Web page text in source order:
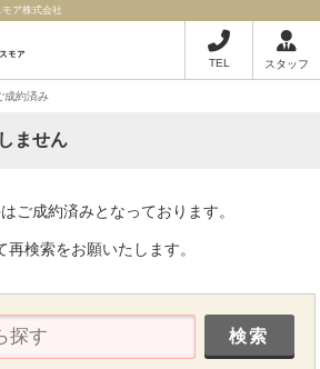
ア株式会社
TEL スタッフ
成約済み
ません
ご成約済みとなっております。
再検索をお願いたします。